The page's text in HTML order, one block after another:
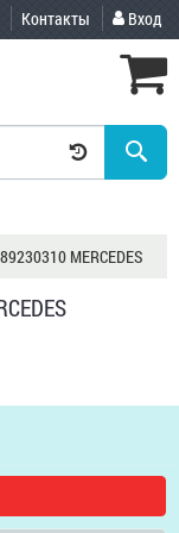
Контакты Вход
MERCEDES